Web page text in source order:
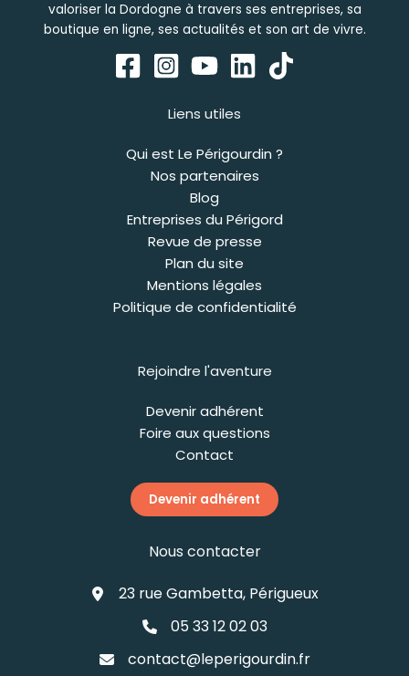
valoriser la Dordogne à travers ses entreprises, sa
boutique en ligne, ses actualités et son art de vivre.
Liens utiles
Qui est Le Périgourdin ?
Nos partenaires
Blog
Entreprises du Périgord
Revue de presse
Plan du site
Mentions légales
Politique de confidentialité
Rejoindre l'aventure
Devenir adhérent
Foire aux questions
Contact
Devenir adhérent
Nous contacter
23 rue Gambetta, Périgueux
05 33 12 02 03
contact@leperigourdin.fr